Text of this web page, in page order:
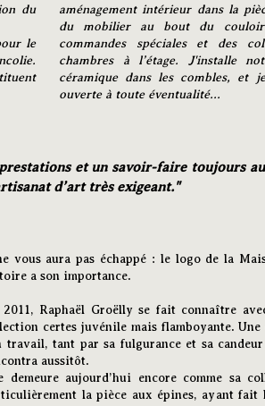
du
le
aménagement intérieur dans la
du mobilier au bout du
commandes spéciales et des
chambres à l’étage. J'installe
céramique dans les combles, et
ouverte à toute éventualité...
et un savoir-faire toujours
d’art très exigeant."
vous aura pas échappé : le logo de la
a son importance.
2011, Raphaël Groëlly se fait connaître
certes juvénile mais flamboyante.
travail, tant par sa fulgurance et sa candeur
aussitôt.
demeure aujourd’hui encore comme sa
la pièce aux épines, ayant fait